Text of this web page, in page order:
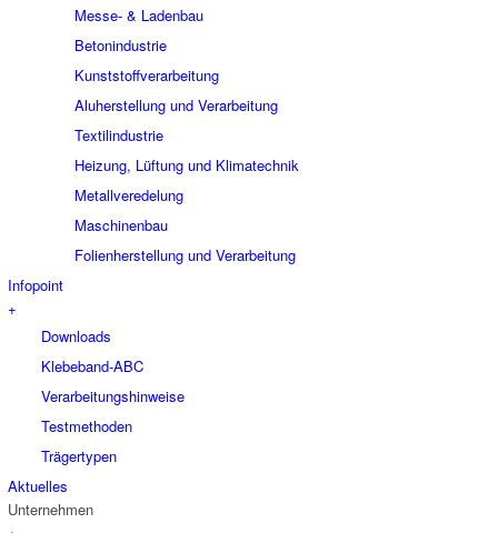
Messe- & Ladenbau
Betonindustrie
Kunststoffverarbeitung
Aluherstellung und Verarbeitung
Textilindustrie
Heizung, Lüftung und Klimatechnik
Metallveredelung
Maschinenbau
Folienherstellung und Verarbeitung
Infopoint
+
Downloads
Klebeband-ABC
Verarbeitungshinweise
Testmethoden
Trägertypen
Aktuelles
Unternehmen